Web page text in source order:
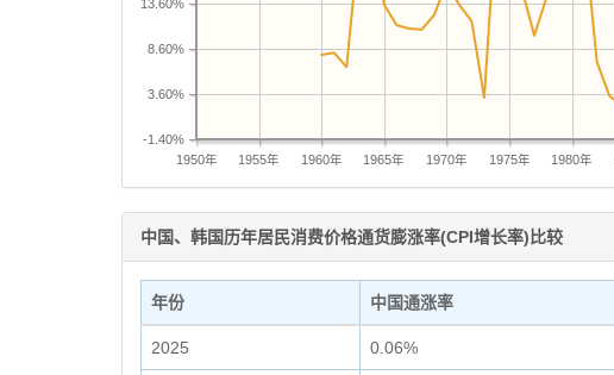
1950年 1955年 1960年 1965年 1970年 1975年 1980年
-1.40%
3.60%
8.60%
13.60%
中国、韩国历年居民消费价格通货膨涨率(CPI增长率)比较
年份 中国通涨率
2025 0.06%